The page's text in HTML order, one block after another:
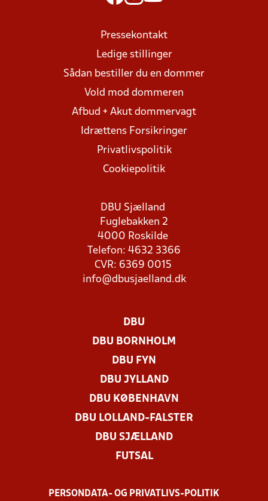
Pressekontakt
Ledige stillinger
Sådan bestiller du en dommer
Vold mod dommeren
Afbud + Akut dommervagt
Idrættens Forsikringer
Privatlivspolitik
Cookiepolitik
DBU Sjælland
Fuglebakken 2
4000 Roskilde
Telefon: 4632 3366
CVR: 6369 0015
info@dbusjaelland.dk
DBU
DBU BORNHOLM
DBU FYN
DBU JYLLAND
DBU KØBENHAVN
DBU LOLLAND-FALSTER
DBU SJÆLLAND
FUTSAL
PERSONDATA- OG PRIVATLIVS-POLITIK